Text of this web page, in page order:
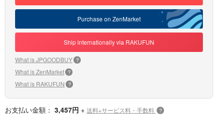
Purchase on ZenMarket
Ship internationally via RAKUFUN
What is JPGOODBUY ?
What is ZenMarket ?
What is RAKUFUN ?
お支払い金額： 3,457円 + 送料+サービス料・手数料 ?